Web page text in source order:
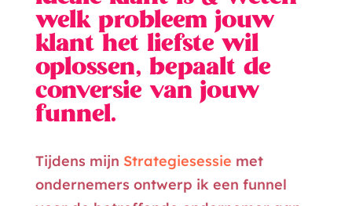
welk probleem jouw
klant het liefste wil
oplossen, ​bepaalt de
conversie van jouw
funnel.
Tijdens mijn Strategiesessie met
ondernemers ontwerp ik een funnel